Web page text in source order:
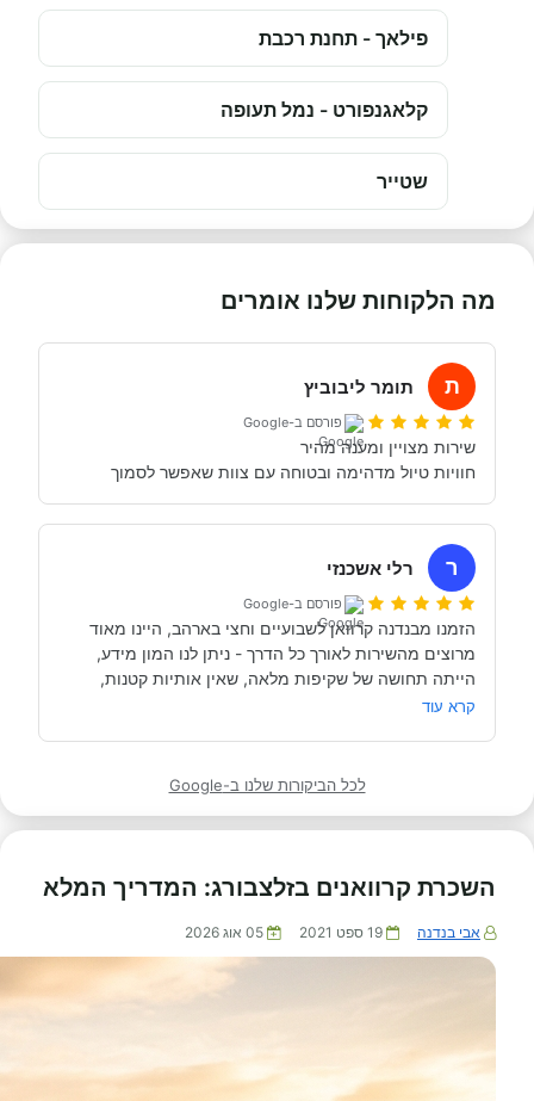
פילאך - תחנת רכבת
קלאגנפורט - נמל תעופה
שטייר
מה הלקוחות שלנו אומרים
ת תומר ליבוביץ
פורסם ב-Google
חוויות טיול מדהימה ובטוחה עם צוות שאפשר לסמוך
ר רלי אשכנזי
פורסם ב-Google
קרא עוד
לכל הביקורות שלנו ב-Google
השכרת קרוואנים בזלצבורג: המדריך המלא
אבי בנדנה 19 ספט 2021 05 אוג 2026